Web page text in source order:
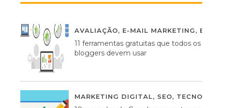
AVALIAÇÃO, E-MAIL MARKETING,
11 ferramentas gratuitas que todos os
bloggers devem usar
MARKETING DIGITAL, SEO, TECNOLOGIA